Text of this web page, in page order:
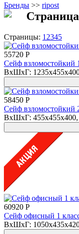
Бренды >> ripost
Страницы: 1 2345
55720 Р
Сейф взломостойкий
ВхШхГ:
58450 Р
Сейф взломостойкий
ВхШхГ: 455x455x400,
60920 Р
Сейф офисный 1
ВхШхГ: